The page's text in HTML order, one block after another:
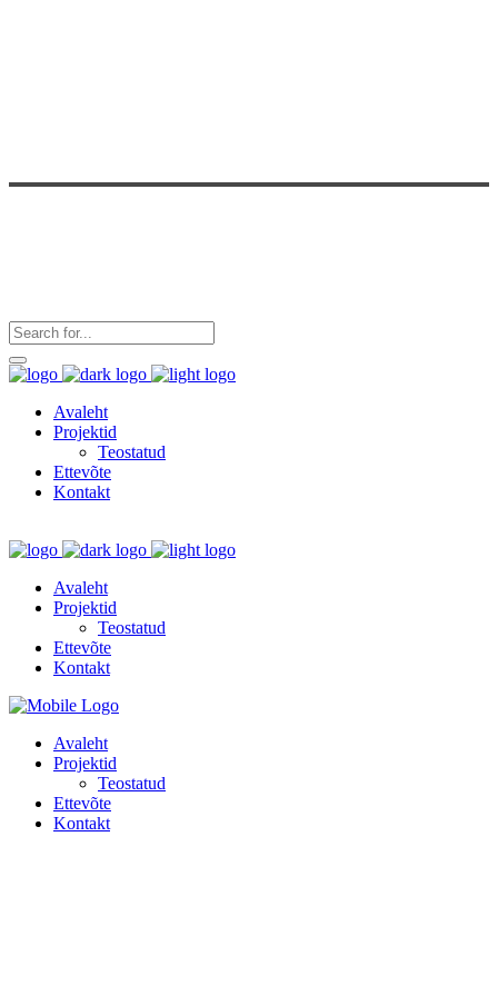
Avaleht
Projektid
Teostatud
Ettevõte
Kontakt
Avaleht
Projektid
Teostatud
Ettevõte
Kontakt
Avaleht
Projektid
Teostatud
Ettevõte
Kontakt